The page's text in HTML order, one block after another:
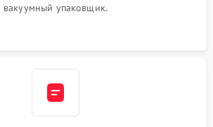
вакуумный упаковщик.